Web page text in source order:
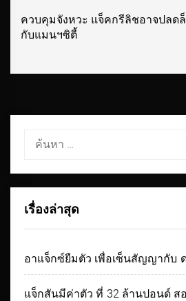
Next
post:
ควบคุมจังหวะ แจ็คกรีลิชอาจปลด
กับแมนฯซิตี้
ค้นหา
เรื่องล่าสุด
อาแจ็กซ์ยืมตัว เพื่อเซ็นสัญญากับ
แจ็กสันมีค่าตัว ที่ 32 ล้านปอนด์ ส